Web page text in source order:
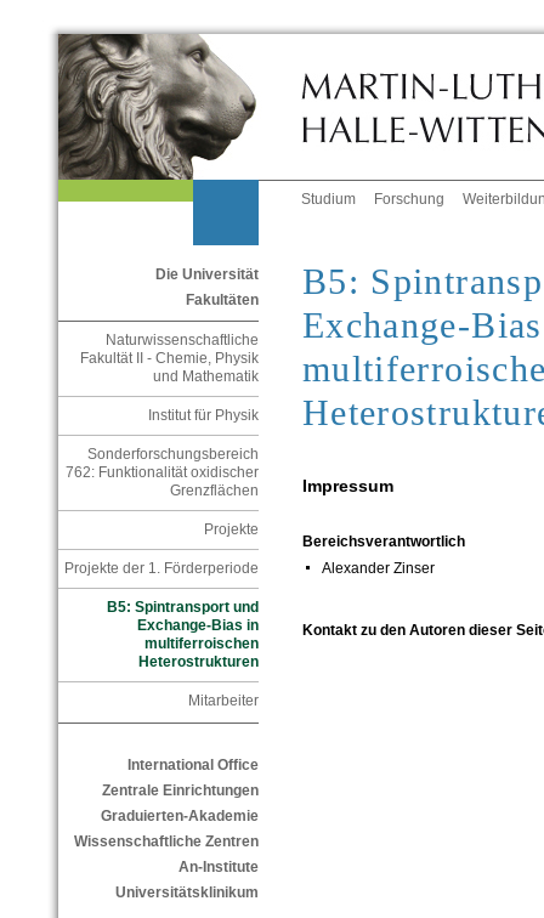
Studium Forschung
Die Universität
Fakultäten
Naturwissenschaftliche
Fakultät II - Chemie, Physik
und Mathematik
Institut für Physik
Sonderforschungsbereich
762: Funktionalität oxidischer
Grenzflächen
Projekte
Projekte der 1. Förderperiode
B5: Spintransport und
Exchange-Bias in
multiferroischen
Heterostrukturen
Mitarbeiter
International Office
Zentrale Einrichtungen
Graduierten-Akademie
Wissenschaftliche Zentren
An-Institute
Universitätsklinikum
B5:
Exchange-
Impressum
Bereichsverantwortlich
Alexander Zinser
Kontakt zu den Autoren dieser